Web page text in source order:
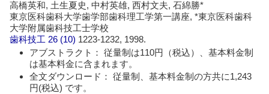
高橋英和, 土生夏史, 中村英雄, 西村文夫, 石綿勝*
東京医科歯科大学歯学部歯科理工学第一講座, *東京医科歯科
大学附属歯科技工士学校
歯科技工 26 (10) 1223-1232, 1998.
アブストラクト： 従量制は110円（税込）、基本料金制
は基本料金に含まれます。
全文ダウンロード： 従量制、基本料金制の方共に1,243
円(税込) です。